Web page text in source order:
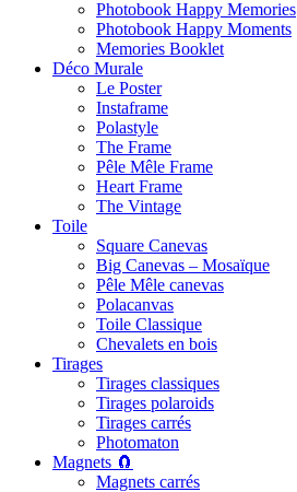
Photobook Happy Memories
Photobook Happy Moments
Memories Booklet
Déco Murale
Le Poster
Instaframe
Polastyle
The Frame
Pêle Mêle Frame
Heart Frame
The Vintage
Toile
Square Canevas
Big Canevas – Mosaïque
Pêle Mêle canevas
Polacanvas
Toile Classique
Chevalets en bois
Tirages
Tirages classiques
Tirages polaroids
Tirages carrés
Photomaton
Magnets 🧲
Magnets carrés